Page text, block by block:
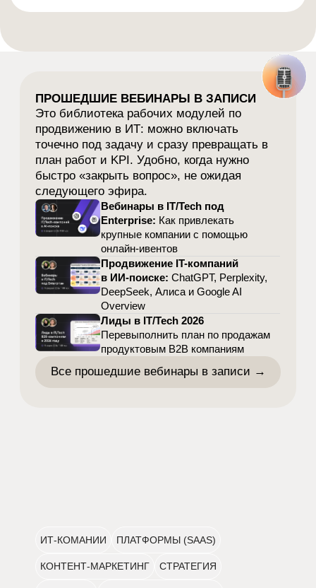
Вас ждет плотная работа и много
практики: глубокое погружение в нишу,
конкурентов, аналитику и каналы,
аудит и систематизация всех
маркетинговых активностей, куча
смелых идей, новых проектов и
вдохновения.
Курс «Директор по
построим систему
привлечения целевых
заявок (SQL) на
технически сложные
продукты
Оставить заявку на обучение
в академии маркетинга ИТ-продуктов
Роман Макаров
К концу курса у вас будет
клиентов в ИТ-нишах.